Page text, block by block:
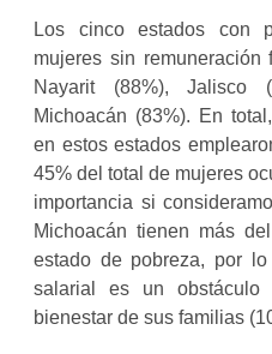
Los cinco estados con
mujeres sin remuneración
Nayarit (88%), Jalisco
Michoacán (83%). En
en estos estados
45% del total de mujeres
importancia si
Michoacán tienen más
estado de pobreza, por
salarial es un
bienestar de sus familias